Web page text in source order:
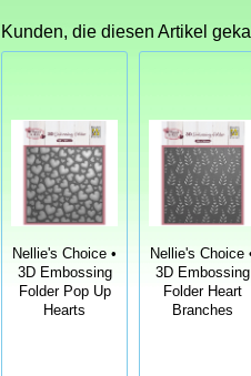
Kunden, die diesen Artikel
Nellie's Choice •
3D Embossing
Folder Pop Up
Hearts
Nellie's Choice
3D Embossing
Folder Heart
Branches